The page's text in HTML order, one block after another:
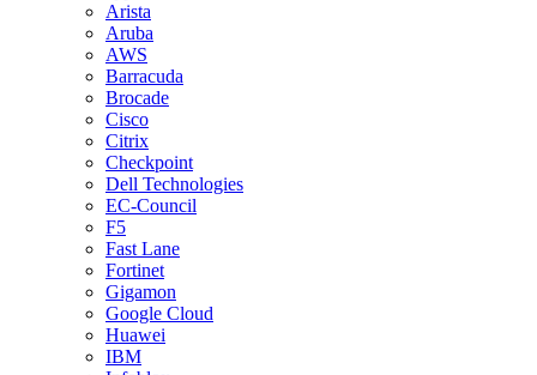
Arista
Aruba
AWS
Barracuda
Brocade
Cisco
Citrix
Checkpoint
Dell Technologies
EC-Council
F5
Fast Lane
Fortinet
Gigamon
Google Cloud
Huawei
IBM